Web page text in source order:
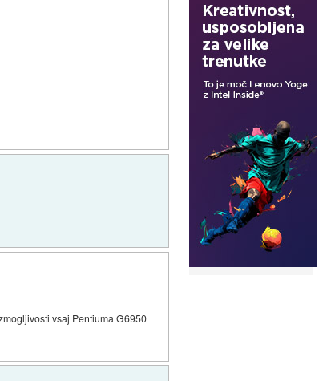
vsaj Pentiuma G6950